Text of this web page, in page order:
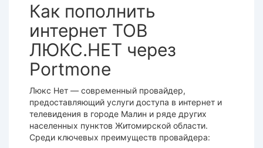
Как пополнить
интернет ТОВ
ЛЮКС.НЕТ через
Portmone
Люкс Нет — современный провайдер,
предоставляющий услуги доступа в интернет и
телевидения в городе Малин и ряде других
населенных пунктов Житомирской области.
Среди ключевых преимуществ провайдера: